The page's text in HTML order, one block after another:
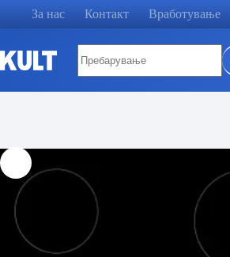
За нас Контакт Вработување
results